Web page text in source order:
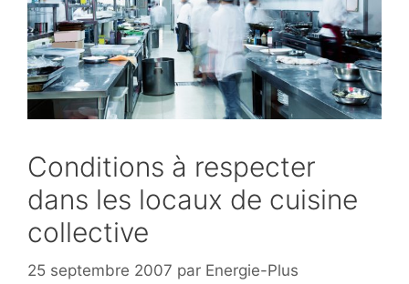
Conditions à respecter
dans les locaux de cuisine
collective
25 septembre 2007 par Energie-Plus